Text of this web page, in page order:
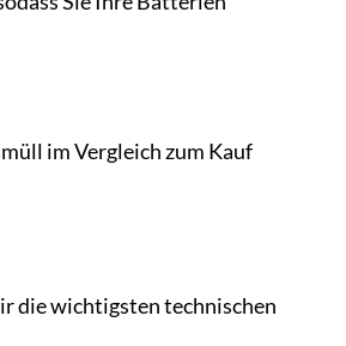
im Vergleich zum Kauf
die wichtigsten technischen